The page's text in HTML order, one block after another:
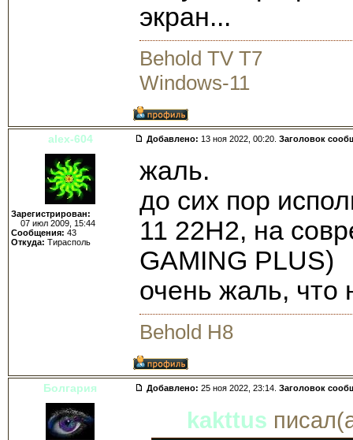
экран...
Behold TV T7
Windows-11
alex-604 Добавлено: 13 ноя 2022, 00:20. Заголовок
Зарегистрирован:
07 июл 2009, 15:44
Сообщения: 43
Откуда: Тирасполь
жаль.
до сих пор
11 22H2, на
GAMING PLUS)
очень жаль, что
Behold H8
Болгария Добавлено: 25 ноя 2022, 23:14. Заголовок
kakttus